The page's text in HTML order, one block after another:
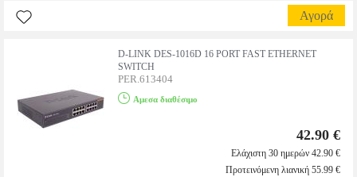
Αγορά
D-LINK DES-1016D 16 PORT FAST ETHERNET
SWITCH
PER.613404
Αμεσα διαθέσιμο
42.90 €
Ελάχιστη 30 ημερών 42.90 €
Προτεινόμενη λιανική 55.99 €